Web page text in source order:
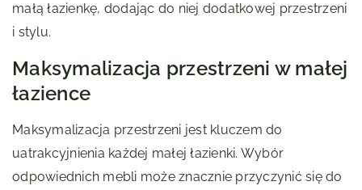
małą łazienkę, dodając do niej dodatkowej przestrzeni
i stylu.
Maksymalizacja przestrzeni w małej
łazience
Maksymalizacja przestrzeni jest kluczem do
uatrakcyjnienia każdej małej łazienki. Wybór
odpowiednich mebli może znacznie przyczynić się do